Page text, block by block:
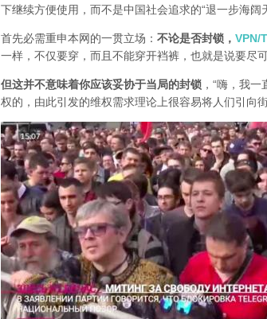
下继续方便使用，而不是中国社会追求的“退一步海阔
首先必需重申本网的一贯立场： 不论是否封锁， VPN/
一样，不仅要穿，而且不能穿开裆裤，也就是说要尽
但这并不意味着你应该妥协于当局的封锁 ，“嗨，我
权的，由此引发的维权需求理论上很容易将人们引向街